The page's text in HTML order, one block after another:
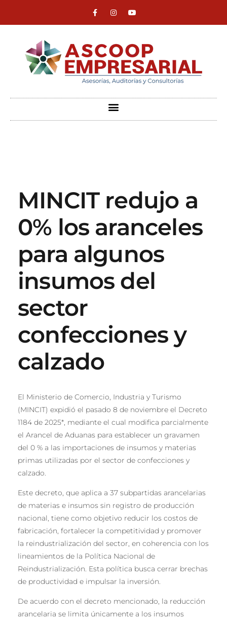
MINCIT redujo a
0% los aranceles
para algunos
insumos del
sector
confecciones y
calzado
El Ministerio de Comercio, Industria y Turismo
(MINCIT) expidió el pasado 8 de noviembre el Decreto
1184 de 2025*, mediante el cual modifica parcialmente
el Arancel de Aduanas para establecer un gravamen
del 0 % a las importaciones de insumos y materias
primas utilizadas por el sector de confecciones y
calzado.
Este decreto, que aplica a 37 subpartidas arancelarias
de materias e insumos sin registro de producción
nacional, tiene como objetivo reducir los costos de
fabricación, fortalecer la competitividad y promover
la reindustrialización del sector, en coherencia con los
lineamientos de la Política Nacional de
Reindustrialización. Esta política busca cerrar brechas
de productividad e impulsar la inversión.
De acuerdo con el decreto mencionado, la reducción
arancelaria se limita únicamente a los insumos